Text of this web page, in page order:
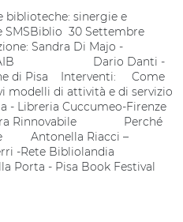
biblioteche: sinergie e
SMSBiblio 30 Settembre
Sandra Di Majo -
AIB Dario Danti -
di Pisa Interventi: Come
modelli di attività e di servizio
Cuccumeo-Firenze
Rinnovabile Perché
Antonella Riacci –
-Rete Bibliolandia
- Pisa Book Festival